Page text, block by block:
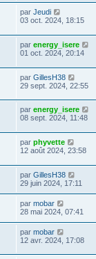
par Jeudi
03 oct. 2024, 18:15
par energy_isere
01 oct. 2024, 20:14
par GillesH38
29 sept. 2024, 22:55
par energy_isere
08 sept. 2024, 11:48
par phyvette
12 août 2024, 23:58
par GillesH38
29 juin 2024, 17:11
par mobar
28 mai 2024, 07:41
par mobar
12 avr. 2024, 17:08